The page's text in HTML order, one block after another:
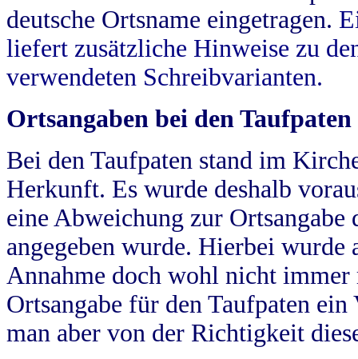
deutsche Ortsname eingetragen.
liefert zusätzliche Hinweise zu
verwendeten Schreibvarianten.
Ortsangaben bei den Taufpaten
Bei den Taufpaten stand im
Herkunft. Es wurde deshalb
eine Abweichung zur
angegeben wurde. Hierbei wurde
Annahme doch wohl nicht
Ortsangabe für den Taufpaten
man aber von der Richtigkeit